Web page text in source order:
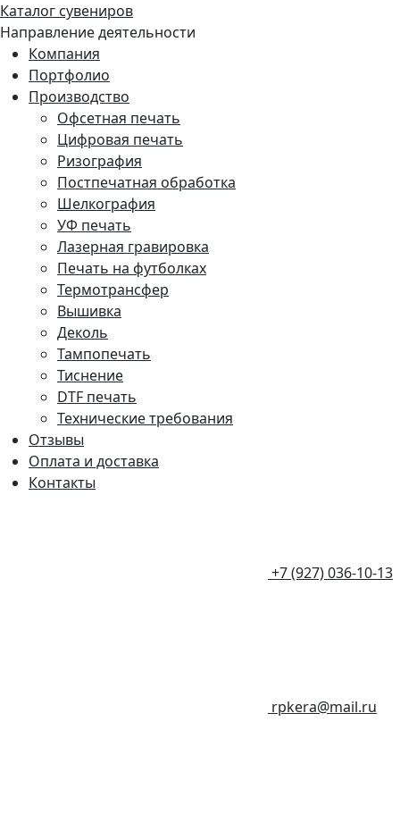
Каталог сувениров
Направление деятельности
Компания
Портфолио
Производство
Офсетная печать
Цифровая печать
Ризография
Постпечатная обработка
Шелкография
УФ печать
Лазерная гравировка
Печать на футболках
Термотрансфер
Вышивка
Деколь
Тампопечать
Тиснение
DTF печать
Технические требования
Отзывы
Оплата и доставка
Контакты
+7 (927) 036-10-13
rpkera@mail.ru